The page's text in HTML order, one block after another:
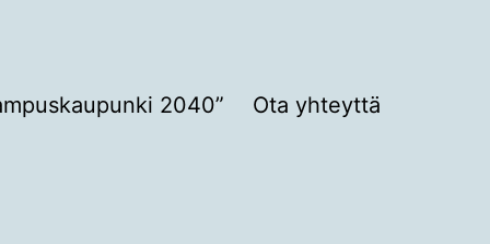
2040” Ota yhteyttä